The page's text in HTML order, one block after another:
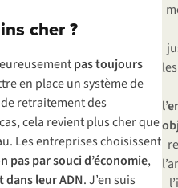
cher ?
pas toujours
en place un système de
retraitement des
cela revient plus cher que
Les entreprises choisissent
pas par souci d’économie,
leur ADN. J’en suis